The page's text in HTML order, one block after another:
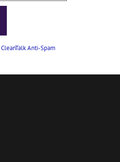
CleanTalk Anti-Spam